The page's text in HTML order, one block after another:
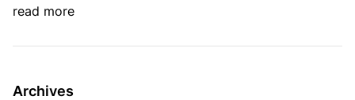
read more
Archives